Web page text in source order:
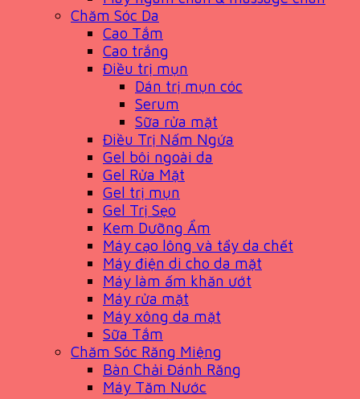
Chăm Sóc Da
Cao Tắm
Cao trắng
Điều trị mụn
Dán trị mụn cóc
Serum
Sữa rửa mặt
Điều Trị Nấm Ngứa
Gel bôi ngoài da
Gel Rửa Mặt
Gel trị mụn
Gel Trị Sẹo
Kem Dưỡng Ẩm
Máy cạo lông và tẩy da chết
Máy điện di cho da mặt
Máy làm ấm khăn ướt
Máy rửa mặt
Máy xông da mặt
Sữa Tắm
Chăm Sóc Răng Miệng
Bàn Chải Đánh Răng
Máy Tăm Nước